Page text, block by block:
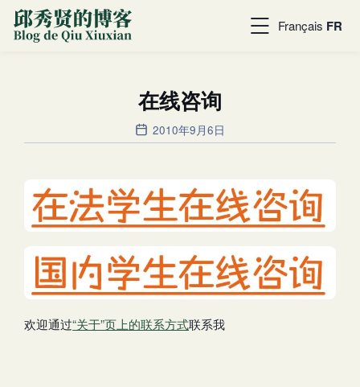
Français FR
在线咨询
2010年9月6日
欢迎通过“关于”页上的联系方式联系我